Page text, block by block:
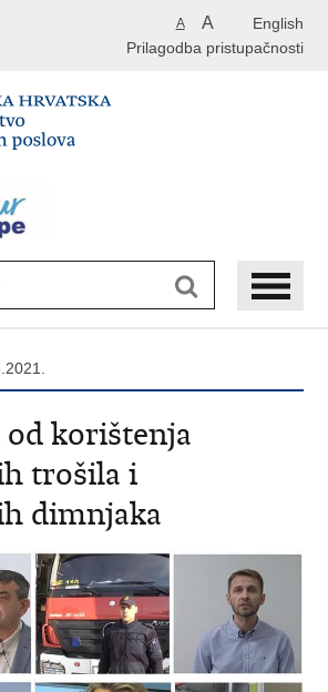
English
A A
Prilagodba pristupačnosti
korištenja
trošila i
dimnjaka